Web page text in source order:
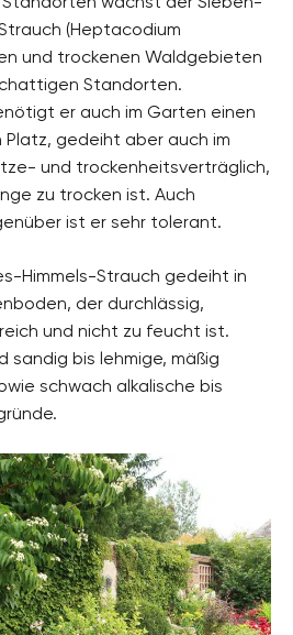
schwach sauer
Caprifoliaceae
Ziersträucher
Ziergarten
(Heptacodium
und trockenen Waldgebieten
Standorten.
er auch im Garten einen
Platz, gedeiht aber auch im
und trockenheitsverträglich,
zu trocken ist. Auch
ist er sehr tolerant.
Himmels-Strauch gedeiht in
der durchlässig,
und nicht zu feucht ist.
sandig bis lehmige, mäßig
schwach alkalische bis